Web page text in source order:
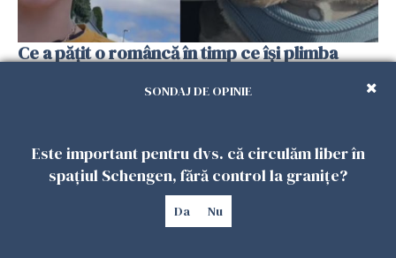
Ce a pățit o româncă în timp ce își plimba
dezbateri aprinseSONDAJ DE OPINIE
Este important pentru dvs. că circulăm liber în
spațiul Schengen, fără control la granițe?
Da Nu